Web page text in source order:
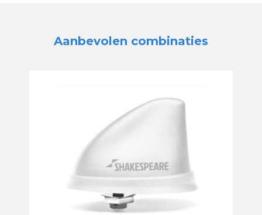
Aanbevolen combinaties